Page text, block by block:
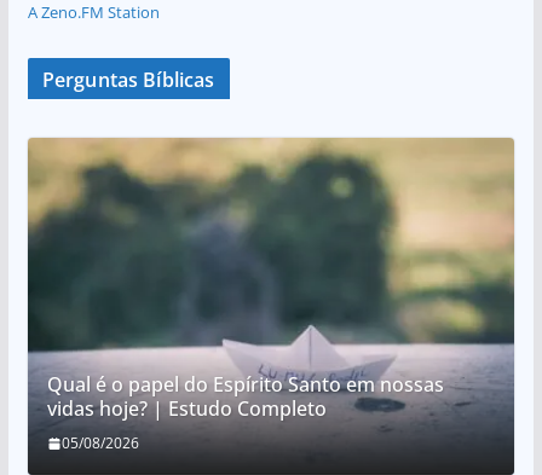
A Zeno.FM Station
Perguntas Bíblicas
Qual é o papel do Espírito Santo em nossas
vidas hoje? | Estudo Completo
05/08/2026